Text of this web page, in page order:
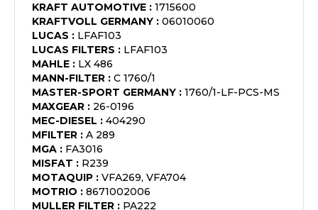
KRAFT AUTOMOTIVE : 1715600
KRAFTVOLL GERMANY : 06010060
LUCAS : LFAF103
LUCAS FILTERS : LFAF103
MAHLE : LX 486
MANN-FILTER : C 1760/1
MASTER-SPORT GERMANY : 1760/1-LF-PCS-MS
MAXGEAR : 26-0196
MEC-DIESEL : 404290
MFILTER : A 289
MGA : FA3016
MISFAT : R239
MOTAQUIP : VFA269, VFA704
MOTRIO : 8671002006
MULLER FILTER : PA222